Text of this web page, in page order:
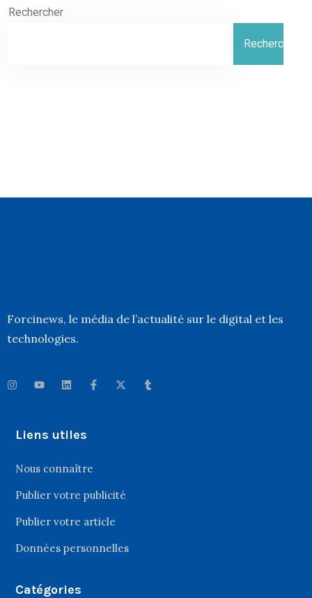
Rechercher
Rechercher
Forcinews, le média de l’actualité sur le digital et les
technologies.
Liens utiles
Nous connaître
Publier votre publicité
Publier votre article
Données personnelles
Catégories